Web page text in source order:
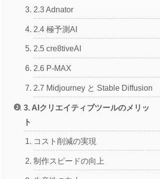
2.3 Adnator
2.4 極予測AI
2.5 cre8tiveAI
2.6 P-MAX
2.7 Midjourney と Stable Diffusion
3. AIクリエイティブツールのメリッ
ト
コスト削減の実現
制作スピードの向上